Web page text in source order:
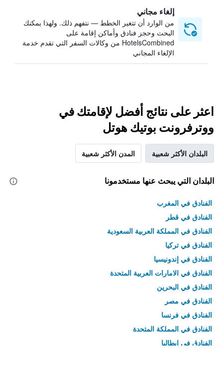
إلغاء مجاني
من الوارد أن تتغير الخطط — نتفهم ذلك. ولهذا يمكنك
البحث وحجز فنادق وأماكن إقامة على
HotelsCombined من وكالات السفر التي تقدم خدمة
الإلغاء المجاني
اعثر على نتائج أفضل لإقامتك في
ووترفرونت بوتيك هوتل
البلدان الأكثر شعبية المدن الأكثر شعبية
البلدان التي يبحث عنها مستخدمونا
الفنادق في المغرب
الفنادق في قطر
الفنادق في المملكة العربية السعودية
الفنادق في تركيا
الفنادق في إندونيسيا
الفنادق في الامارات العربية المتحدة
الفنادق في البحرين
الفنادق في مصر
الفنادق في فرنسا
الفنادق في المملكة المتحدة
الفنادق في إيطاليا